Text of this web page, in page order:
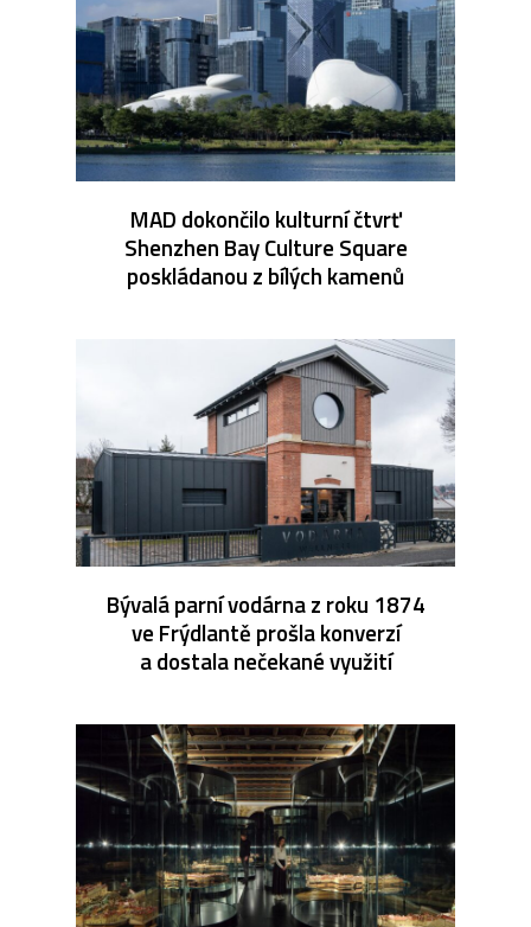
MAD dokončilo kulturní čtvrť
Shenzhen Bay Culture Square
poskládanou z bílých kamenů
Bývalá parní vodárna z roku 1874
ve Frýdlantě prošla konverzí
a dostala nečekané využití